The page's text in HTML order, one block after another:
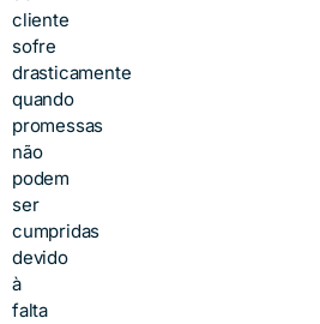
cliente
sofre
drasticamente
quando
promessas
não
podem
ser
cumpridas
devido
à
falta